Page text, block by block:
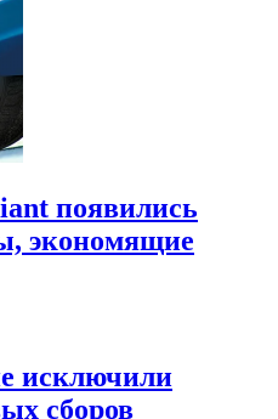
появились
экономящие
исключили
сборов